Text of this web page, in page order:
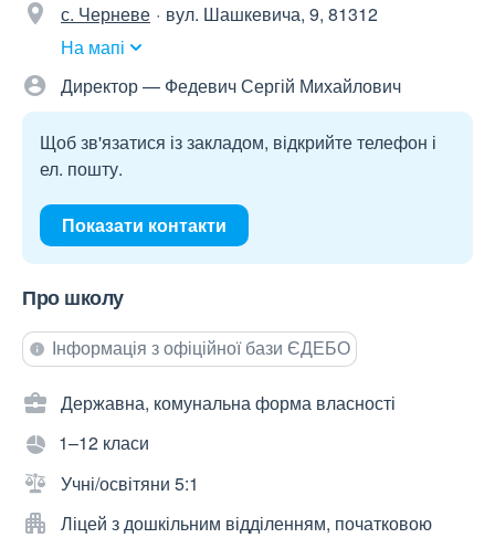
с. Черневе
вул. Шашкевича, 9, 81312
На мапі
Директор — Федевич Сергій Михайлович
Щоб зв'язатися із закладом, відкрийте телефон і
ел. пошту.
Показати контакти
Про школу
Інформація з офіційної бази ЄДЕБО
Державна, комунальна форма власності
1–12 класи
Учні/освітяни 5:1
Ліцей з дошкільним відділенням, початковою